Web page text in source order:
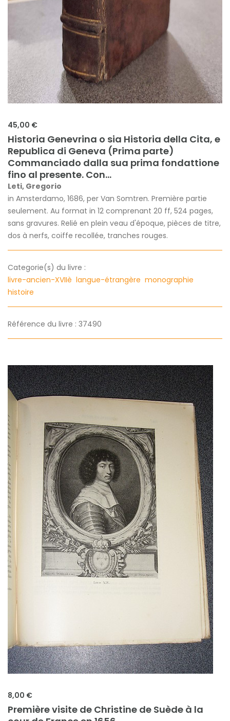
45,00 €
Historia Genevrina o sia Historia della Cita, e
Republica di Geneva (Prima parte)
Commanciado dalla sua prima fondattione
fino al presente. Con...
Leti, Gregorio
in Amsterdamo, 1686, per Van Somtren. Première partie
seulement. Au format in 12 comprenant 20 ff, 524 pages,
sans gravures. Relié en plein veau d'époque, pièces de titre,
dos à nerfs, coiffe recollée, tranches rouges.
Categorie(s) du livre :
livre-ancien-XVIIè langue-étrangère monographie
histoire
Référence du livre : 37490
8,00 €
Première visite de Christine de Suède à la